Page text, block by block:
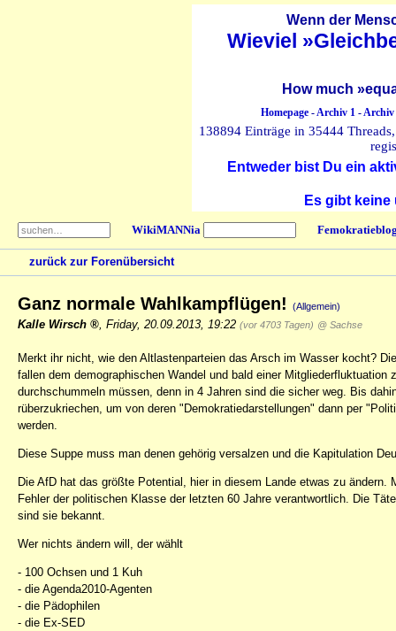
Wenn der
Wieviel
How much
Homepage-Archiv 1-Archiv
138894 Einträge in 35444
Entweder bist Du ein
Es gibt
WikiMANNia
zurück zur Forenübersicht
Ganz normale Wahlkampflügen! (Allgemein)
Kalle Wirsch Friday, 20.09.2013, 19:22 (vor 4703 Tagen) @ Sachse
Merkt ihr nicht, wie den Altlastenparteien das Arsch im Wasser kocht?
fallen dem demographischen Wandel und bald einer
durchschummeln müssen, denn in 4 Jahren sind die sicher weg. Bis
rüberzukriechen, um von deren "Demokratiedarstellungen" dann per
werden.
Diese Suppe muss man denen gehörig versalzen und die Kapitulation
Die AfD hat das größte Potential, hier in diesem Lande etwas zu
Fehler der politischen Klasse der letzten 60 Jahre verantwortlich. Die
sind sie bekannt.
Wer nichts ändern will, der wählt
- 100 Ochsen und 1 Kuh
- die Agenda2010-Agenten
- die Pädophilen
- die Ex-SED